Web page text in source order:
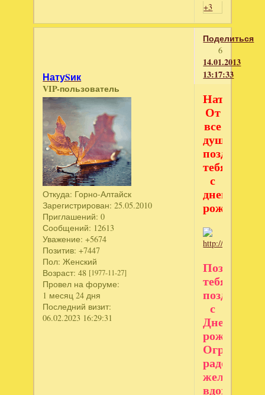
+3
Поделиться
6
14.01.2013
13:17:33
НатуSик
VIP-пользователь
Откуда: Горно-Алтайск
Зарегистрирован: 25.05.2010
Приглашений: 0
Сообщений: 12613
Уважение: +5674
Позитив: +7447
Пол: Женский
Возраст: 48 [1977-11-27]
Провел на форуме:
1 месяц 24 дня
Последний визит:
06.02.2023 16:29:31
От
все
души
тебя
с
днем
рождения!
Позволь
тебя
поздравлю
с
Днем
рожденья
Огромной
радости
желаю,